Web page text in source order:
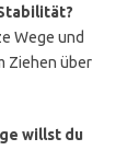
Wege und
Ziehen über
willst du